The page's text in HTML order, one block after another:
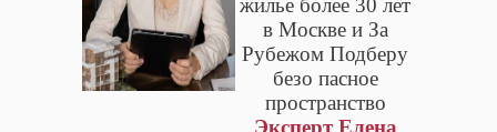
в Москве и За
Рубежом Подберу
безо пасное
пространство
Эксперт Елена